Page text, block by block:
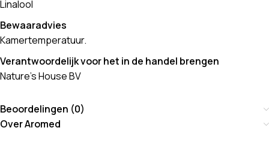
Linalool
Bewaaradvies
Kamertemperatuur.
Verantwoordelijk voor het in de handel brengen
Nature’s House BV
Beoordelingen (0)
Over Aromed